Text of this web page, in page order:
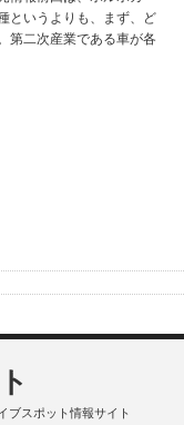
というよりも、まず、ど
第二次産業である車が各
ブスポット情報サイト